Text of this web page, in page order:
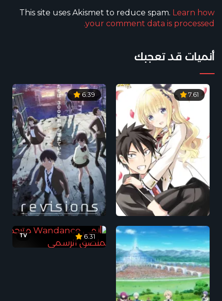
This site uses Akismet to reduce spam. Learn how
your comment data is processed.
أنميات قد تعجبك
7.61
6.39
6.31
TV